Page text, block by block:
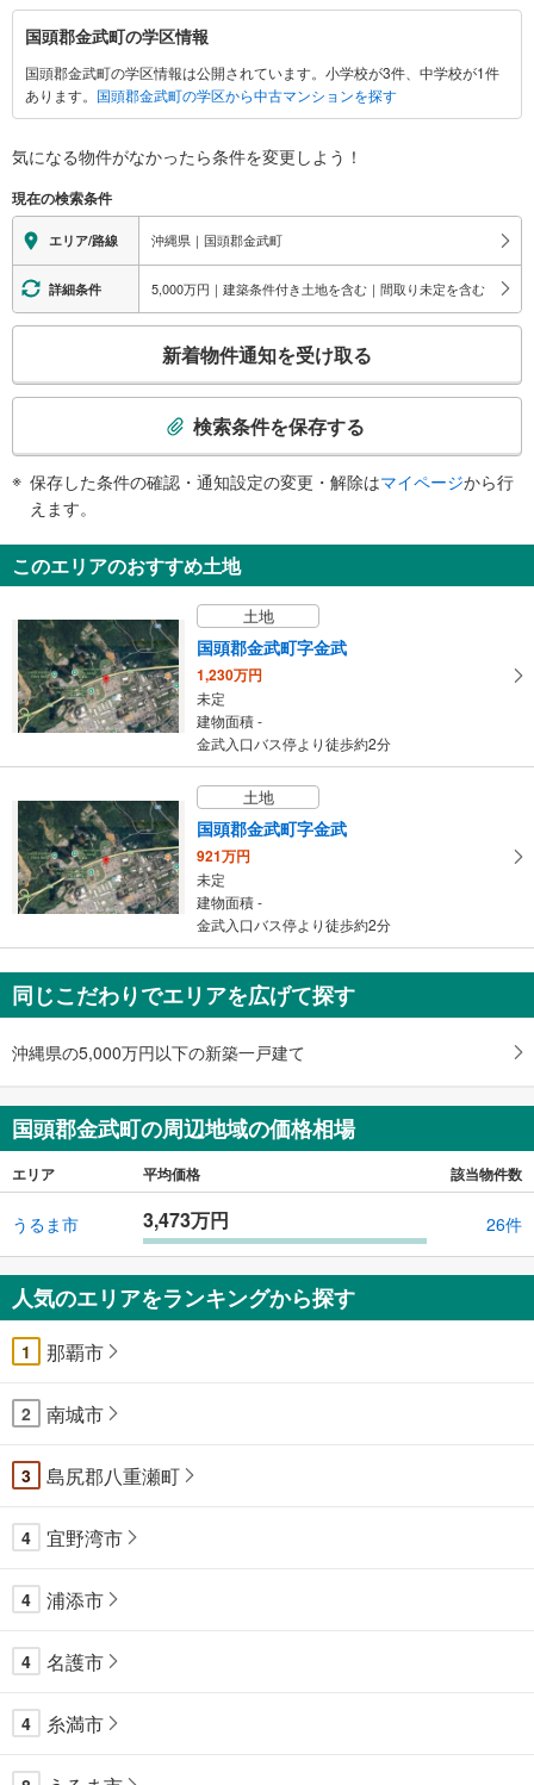
国
頭
郡
金
町
関
す
る
情
報
国頭郡金武町の学区情報
国頭郡金武町の学区情報は公開されています。小学校が3件、中学校が1件
あります。 国頭郡金武町の学区から中古マンションを探す
気になる物件がなかったら条件を変更しよう！
現在の検索条件
エリア/路線 沖縄県｜国頭郡金武町
詳細条件 5,000万円｜建築条件付き土地を含む｜間取り未定を含む
検
知
を
け
取
る
・
条
マ
イ
ペ
ー
ジ
保
存
す
る
新着物件通知を受け取る
検索条件を保存する
保存した条件の確認・通知設定の変更・解除はマイページから行
えます。
このエリアのおすすめ土地
土地
国頭郡金武町字金武
1,230万円
未定
建物面積 -
金武入口バス停より徒歩約2分
土地
国頭郡金武町字金武
921万円
未定
建物面積 -
金武入口バス停より徒歩約2分
同じこだわりでエリアを広げて探す
沖縄県の5,000万円以下の新築一戸建て
国頭郡金武町の周辺地域の価格相場
エリア 平均価格 該当物件数
うるま市 3,473万円 26件
人気のエリアをランキングから探す
1 那覇市
2 南城市
3 島尻郡八重瀬町
4 宜野湾市
4 浦添市
4 名護市
4 糸満市